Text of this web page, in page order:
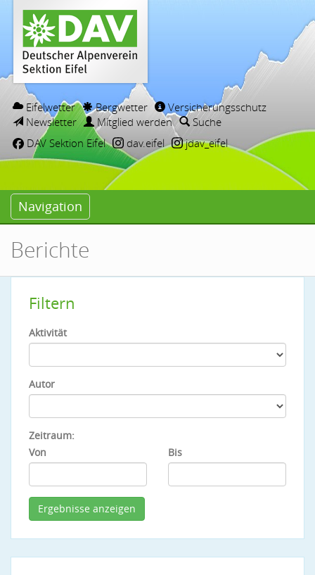
Eifelwetter Bergwetter
Versicherungsschutz
Newsletter
Mitglied werden
Suche
DAV Sektion Eifel
dav.eifel jdav_eifel
Navigation
Berichte
Filtern
Aktivität
Autor
Zeitraum:
Von
Bis